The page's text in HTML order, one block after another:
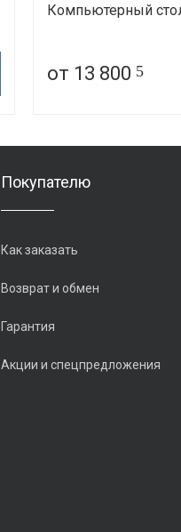
Компьютерный
от 13 800 5
Покупателю
Как заказать
Возврат и обмен
Гарантия
Акции и спецпредложения